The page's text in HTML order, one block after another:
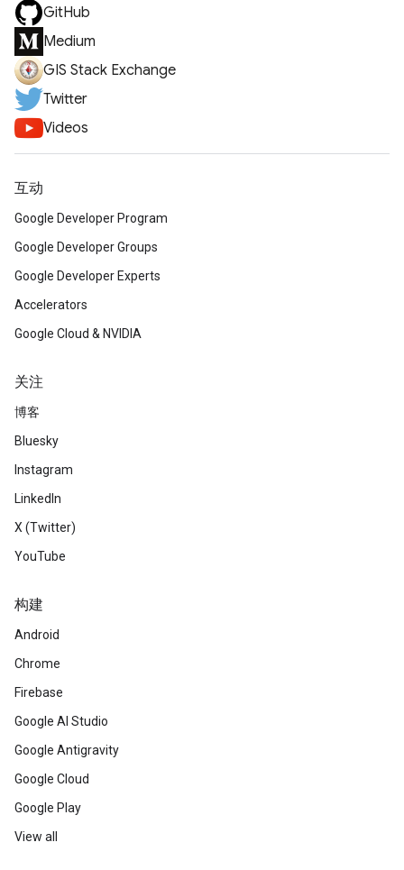
GitHub
Medium
GIS Stack Exchange
Twitter
Videos
互动
Google Developer Program
Google Developer Groups
Google Developer Experts
Accelerators
Google Cloud & NVIDIA
关注
博客
Bluesky
Instagram
LinkedIn
X (Twitter)
YouTube
构建
Android
Chrome
Firebase
Google AI Studio
Google Antigravity
Google Cloud
Google Play
View all